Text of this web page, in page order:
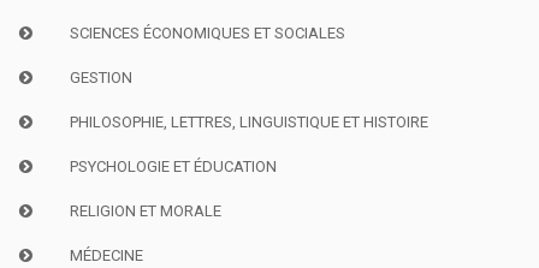
SCIENCES ÉCONOMIQUES ET SOCIALES
GESTION
PHILOSOPHIE, LETTRES, LINGUISTIQUE ET HISTOIRE
PSYCHOLOGIE ET ÉDUCATION
RELIGION ET MORALE
MÉDECINE